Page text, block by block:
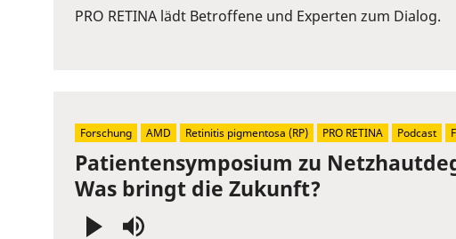
or
slider.
PRO RETINA lädt Betroffene und Experten zum Dialog.
Patientensymposium zu
Was bringt die Zukunft?
Forschung AMD Retinitis pigmentosa (RP) PRO RETINA Podcast